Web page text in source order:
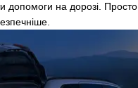
допомоги на дорозі. Просто